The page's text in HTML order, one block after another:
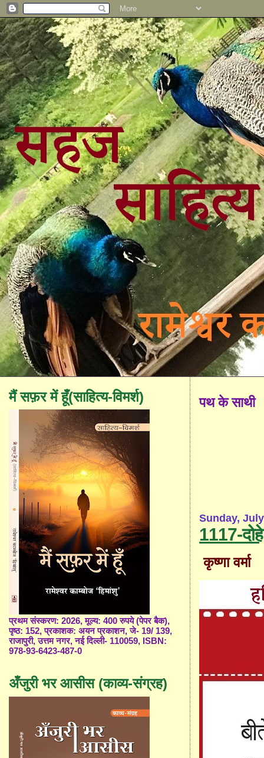
पथ के साथी
Sunday,
1117-दोहे
कृष्णा वर्मा
मैं सफ़र में हूँ(साहित्य-विमर्श)
प्रथम संस्करण: 2026, मूल्य: 400 रुपये (पेपर बैक),
पृष्ठ: 152, प्रकाशक: अयन प्रकाशन, जे- 19/ 139,
राजापुरी, उत्तम नगर, नई दिल्ली- 110059, ISBN:
978-93-6423-487-0
अँजुरी भर आसीस (काव्य-संग्रह)